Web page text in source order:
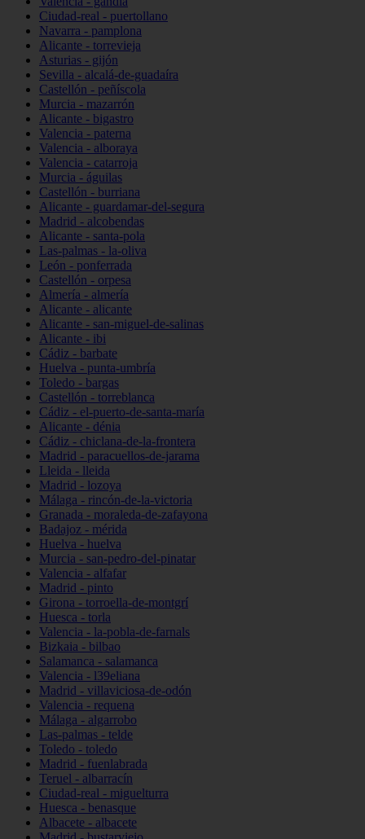
Ciudad-real - puertollano
Navarra - pamplona
Alicante - torrevieja
Asturias - gijón
Sevilla - alcalá-de-guadaíra
Castellón - peñíscola
Murcia - mazarrón
Alicante - bigastro
Valencia - paterna
Valencia - alboraya
Valencia - catarroja
Murcia - águilas
Castellón - burriana
Alicante - guardamar-del-segura
Madrid - alcobendas
Alicante - santa-pola
Las-palmas - la-oliva
León - ponferrada
Castellón - orpesa
Almería - almería
Alicante - alicante
Alicante - san-miguel-de-salinas
Alicante - ibi
Cádiz - barbate
Huelva - punta-umbría
Toledo - bargas
Castellón - torreblanca
Cádiz - el-puerto-de-santa-maría
Alicante - dénia
Cádiz - chiclana-de-la-frontera
Madrid - paracuellos-de-jarama
Lleida - lleida
Madrid - lozoya
Málaga - rincón-de-la-victoria
Granada - moraleda-de-zafayona
Badajoz - mérida
Huelva - huelva
Murcia - san-pedro-del-pinatar
Valencia - alfafar
Madrid - pinto
Girona - torroella-de-montgrí
Huesca - torla
Valencia - la-pobla-de-farnals
Bizkaia - bilbao
Salamanca - salamanca
Valencia - l39eliana
Madrid - villaviciosa-de-odón
Valencia - requena
Málaga - algarrobo
Las-palmas - telde
Toledo - toledo
Madrid - fuenlabrada
Teruel - albarracín
Ciudad-real - miguelturra
Huesca - benasque
Albacete - albacete